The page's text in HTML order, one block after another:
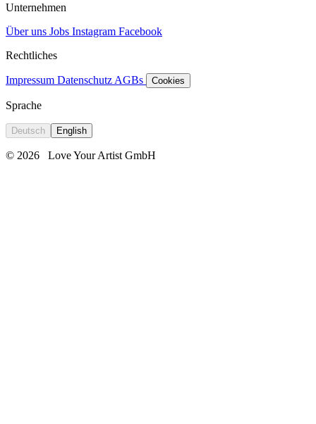
Unternehmen
Über uns Jobs Instagram Facebook
Rechtliches
Impressum Datenschutz AGBs Cookies
Sprache
Deutsch English
© 2026 Love Your Artist GmbH